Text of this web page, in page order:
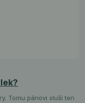
Tomu pánovi sluší ten